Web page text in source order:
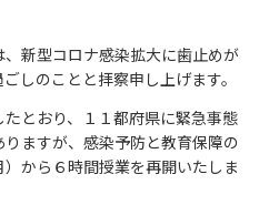
新型コロナ感染拡大に歯止めが
しのことと拝察申し上げます。
とおり、１１都府県に緊急事態
ますが、感染予防と教育保障の
から６時間授業を再開いたしま